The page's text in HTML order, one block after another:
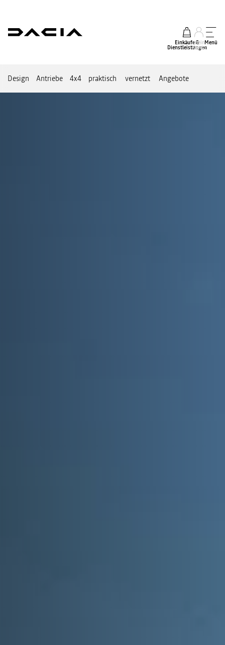
Einkäufe &
Dienstleistungen
mein
Konto
Menü
Design Antriebe 4x4 praktisch vernetzt Angebote